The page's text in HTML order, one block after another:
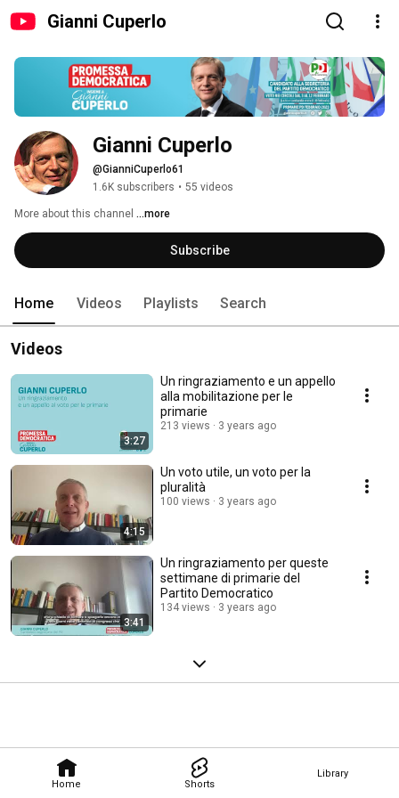
Gianni Cuperlo
Home Shorts
Library
Gianni Cuperlo
@GianniCuperlo61
1.6K subscribers • 55 videos
More about this channel ...more
Subscribe
Home Videos Playlists Search
Videos
3:27
Un ringraziamento e un appello
alla mobilitazione per le
primarie
213 views 3 years ago
4:15
Un voto utile, un voto per la
pluralità
100 views 3 years ago
3:41
Un ringraziamento per queste
settimane di primarie del
Partito Democratico
134 views 3 years ago